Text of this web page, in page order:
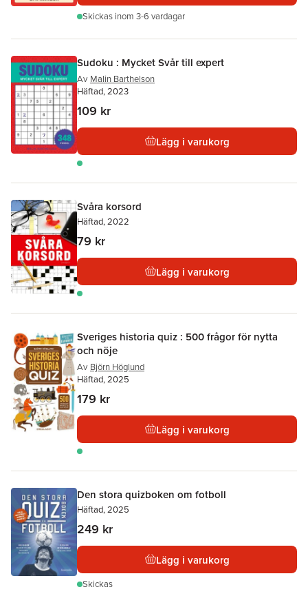
Skickas inom 3-6 vardagar
Sudoku : Mycket Svår till expert
Av Malin Barthelson
Häftad, 2023
109 kr
Lägg i varukorg
Svåra korsord
Häftad, 2022
79 kr
Lägg i varukorg
Sveriges historia quiz : 500 frågor för nytta
och nöje
Av Björn Höglund
Häftad, 2025
179 kr
Lägg i varukorg
Den stora quizboken om fotboll
Häftad, 2025
249 kr
Lägg i varukorg
Skickas